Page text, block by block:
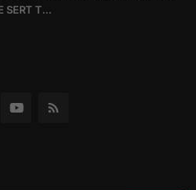
SERT T...